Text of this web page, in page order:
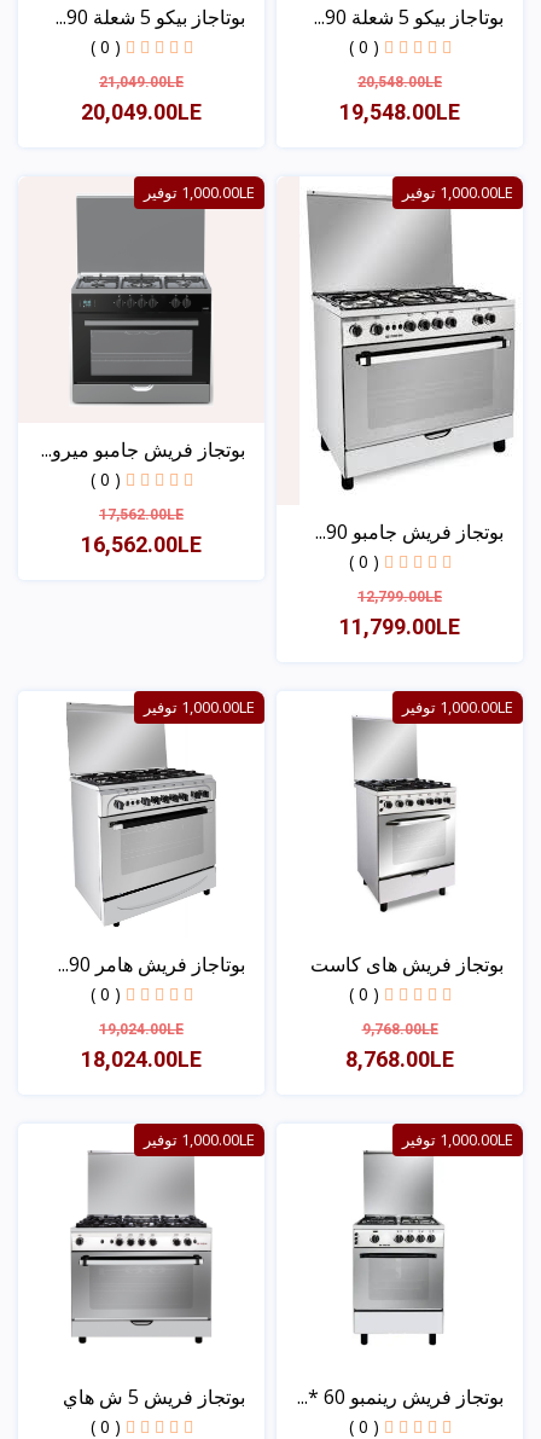
بوتاجاز بيكو 5 شعلة 90...
( 0 )
20,548.00LE
19,548.00LE
عرض
بوتاجاز بيكو 5 شعلة 90...
( 0 )
21,049.00LE
20,049.00LE
عرض
1,000.00LE توفير
بوتجاز فريش جامبو 90...
( 0 )
12,799.00LE
11,799.00LE
عرض
1,000.00LE توفير
بوتجاز فريش جامبو ميرو...
( 0 )
17,562.00LE
16,562.00LE
1,000.00LE توفير
بوتجاز فريش هاى كاست
( 0 )
9,768.00LE
8,768.00LE
عرض
1,000.00LE توفير
بوتاجاز فريش هامر 90...
( 0 )
19,024.00LE
18,024.00LE
عرض
1,000.00LE توفير
بوتجاز فريش رينمبو 60 *...
( 0 )
1,000.00LE توفير
بوتجاز فريش 5 ش هاي
( 0 )